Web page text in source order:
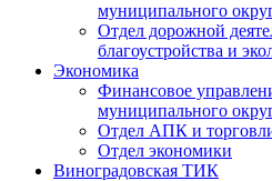
муниципального
Отдел дорожной
благоустройства и
Экономика
Финансовое
муниципального
Отдел АПК и
Отдел экономики
Виноградовская ТИК